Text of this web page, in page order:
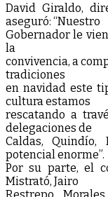
David Giraldo,
aseguró: “Nuestro
Gobernador le
la
convivencia, a
tradiciones
en navidad este
cultura estamos
rescatando a
delegaciones de
Caldas, Quindío,
potencial enorme”.
Por su parte, el
Mistrató, Jairo